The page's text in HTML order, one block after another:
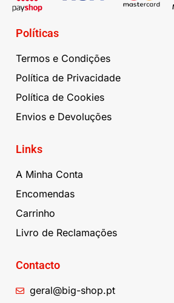
Políticas
Termos e Condições
Política de Privacidade
Política de Cookies
Envios e Devoluções
Links
A Minha Conta
Encomendas
Carrinho
Livro de Reclamações
Contacto
geral@big-shop.pt